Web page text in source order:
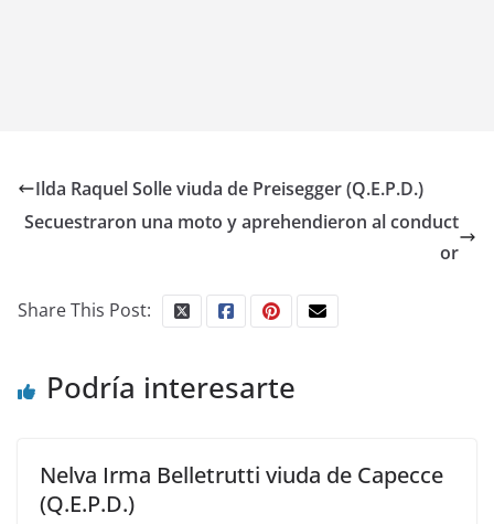
Ilda Raquel Solle viuda de Preisegger (Q.E.P.D.)
Secuestraron una moto y aprehendieron al conduct
or
Share This Post:
Podría interesarte
Nelva Irma Belletrutti viuda de Capecce
(Q.E.P.D.)